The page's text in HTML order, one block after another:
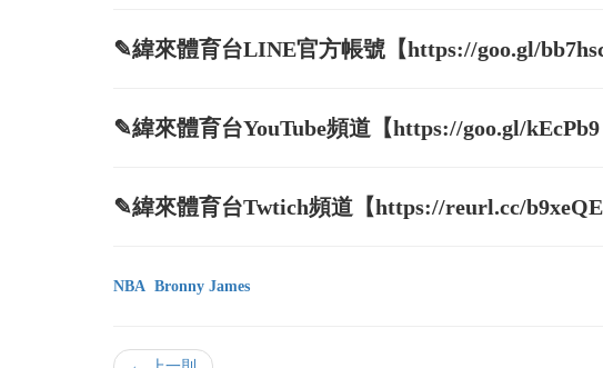
✎緯來體育台LINE官方帳號【https://goo.gl/bb7hsc
✎緯來體育台YouTube頻道【https://goo.gl/kEcPb9
✎緯來體育台Twtich頻道【https://reurl.cc/b9xeQE
NBA Bronny James